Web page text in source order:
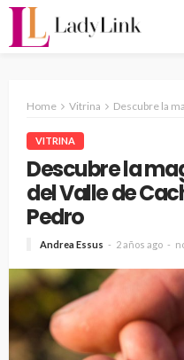
Home Vitrina Descubre la magia
VITRINA
Descubre la
del Valle de
Pedro
Andrea Essus 2 años ago